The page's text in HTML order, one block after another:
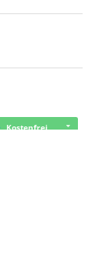
Kostenfrei